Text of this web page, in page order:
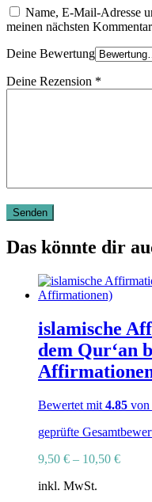
Name, E-Mail-Adresse
meinen nächsten
Deine Bewertung
Deine Rezension *
Das könnte dir
islamische
dem Qur‘an
Bewertet mit 4.85 von
geprüfte
9,50 € – 10,50 €
inkl. MwSt.